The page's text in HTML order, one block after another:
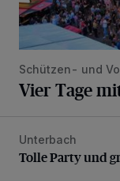
Schützen- und
Vier Tage
Tolle Party und
Unterbach
Tolle Party und